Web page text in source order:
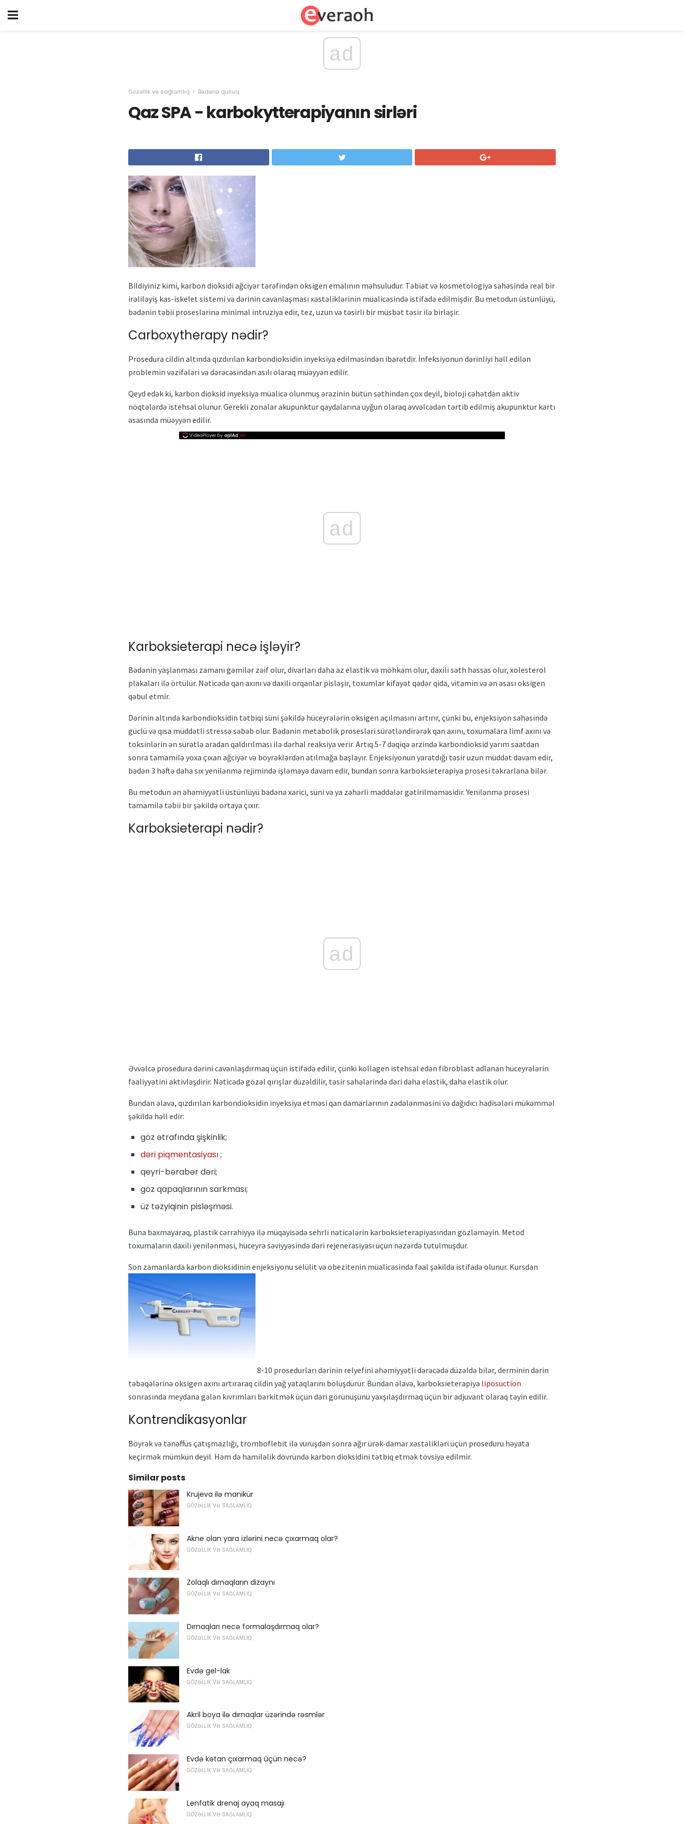
ad
Gözəllik və sağlamlıq Bədənə qulluq
Qaz SPA - karbokytterapiyanın sirləri
Bildiyiniz kimi, karbon dioksidi ağciyər tərəfindən oksigen emalının məhsuludur. Təbiət və kosmetologiya sahəsində real bir
irəliləyiş kas-iskelet sistemi və dərinin cavanlaşması xəstəliklərinin müalicəsində istifadə edilmişdir. Bu metodun üstünlüyü,
bədənin təbii proseslərinə minimal intruziya edir, tez, uzun və təsirli bir müsbət təsir ilə birləşir.
Carboxytherapy nədir?
Prosedura cildin altında qızdırılan karbondioksidin inyeksiya edilməsindən ibarətdir. İnfeksiyonun dərinliyi həll edilən
problemin vəzifələri və dərəcəsindən asılı olaraq müəyyən edilir.
Qeyd edək ki, karbon dioksid inyeksiya müalicə olunmuş ərazinin bütün səthindən çox deyil, bioloji cəhətdən aktiv
nöqtələrdə istehsal olunur. Gerekli zonalar akupunktur qaydalarına uyğun olaraq əvvəlcədən tərtib edilmiş akupunktur kartı
əsasında müəyyən edilir.
ad
Karboksieterapi necə işləyir?
Bədənin yaşlanması zamanı gəmilər zəif olur, divarları daha az elastik və möhkəm olur, daxili səth həssas olur, xolesterol
plakaları ilə örtülür. Nəticədə qan axını və daxili orqanlar pisləşir, toxumlar kifayət qədər qida, vitamin və ən əsası oksigen
qəbul etmir.
Dərinin altında karbondioksidin tətbiqi süni şəkildə hüceyrələrin oksigen açılmasını artırır, çünki bu, enjeksiyon sahəsində
güclü və qısa müddətli stressə səbəb olur. Bədənin metabolik prosesləri sürətləndirərək qan axını, toxumalara limf axını və
toksinlərin ən sürətlə aradan qaldırılması ilə dərhal reaksiya verir. Artıq 5-7 dəqiqə ərzində karbondioksid yarım saatdan
sonra tamamilə yoxa çıxan ağciyər və böyrəklərdən atılmağa başlayır. Enjeksiyonun yaratdığı təsir uzun müddət davam edir,
bədən 3 həftə daha sıx yenilənmə rejimində işləməyə davam edir, bundan sonra karboksieterapiya prosesi təkrarlana bilər.
Bu metodun ən əhəmiyyətli üstünlüyü bədənə xarici, süni və ya zəhərli maddələr gətirilməməsidir. Yenilənmə prosesi
tamamilə təbii bir şəkildə ortaya çıxır.
Karboksieterapi nədir?
ad
Əvvəlcə prosedura dərini cavanlaşdırmaq üçün istifadə edilir, çünki kollagen istehsal edən fibroblast adlanan hüceyrələrin
fəaliyyətini aktivləşdirir. Nəticədə gözəl qırışlar düzəldilir, təsir sahələrində dəri daha elastik, daha elastik olur.
Bundan əlavə, qızdırılan karbondioksidin inyeksiya etməsi qan damarlarının zədələnməsini və dağıdıcı hadisələri mükəmməl
şəkildə həll edir:
göz ətrafında şişkinlik;
dəri piqmentasiyası;
qeyri-bərabər dəri;
göz qapaqlarının sarkması;
üz təzyiqinin pisləşməsi.
Buna baxmayaraq, plastik cərrahiyyə ilə müqayisədə sehrli nəticələrin karboksieterapiyasından gözləməyin. Metod
toxumaların daxili yenilənməsi, hüceyrə səviyyəsində dəri rejenerasiyası üçün nəzərdə tutulmuşdur.
Son zamanlarda karbon dioksidinin enjeksiyonu selülit və obezitenin müalicəsində fəal şəkildə istifadə olunur. Kursdan
8-10 prosedurları dərinin relyefini əhəmiyyətli dərəcədə düzəldə bilər, derminin dərin
təbəqələrinə oksigen axını artıraraq cildin yağ yataqlarını bölüşdürür. Bundan əlavə, karboksieterapiya liposuction
sonrasında meydana gələn kıvrımları bərkitmək üçün dəri görünüşünü yaxşılaşdırmaq üçün bir adjuvant olaraq təyin edilir.
Kontrendikasyonlar
Böyrək və tənəffüs çatışmazlığı, tromboflebit ilə vuruşdan sonra ağır ürək-damar xəstəlikləri üçün proseduru həyata
keçirmək mümkün deyil. Həm də hamiləlik dövründə karbon dioksidini tətbiq etmək tövsiyə edilmir.
Similar posts
Krujeva ilə manikür
GÖZƏLLIK VƏ SAĞLAMLIQ
Akne olan yara izlərini necə çıxarmaq olar?
GÖZƏLLIK VƏ SAĞLAMLIQ
Zolaqlı dırnaqların dizaynı
GÖZƏLLIK VƏ SAĞLAMLIQ
Dırnaqları necə formalaşdırmaq olar?
GÖZƏLLIK VƏ SAĞLAMLIQ
Evdə gel-lak
GÖZƏLLIK VƏ SAĞLAMLIQ
Akril boya ilə dırnaqlar üzərində rəsmlər
GÖZƏLLIK VƏ SAĞLAMLIQ
Evdə kətan çıxarmaq üçün necə?
GÖZƏLLIK VƏ SAĞLAMLIQ
Lenfatik drenaj ayaq masajı
GÖZƏLLIK VƏ SAĞLAMLIQ